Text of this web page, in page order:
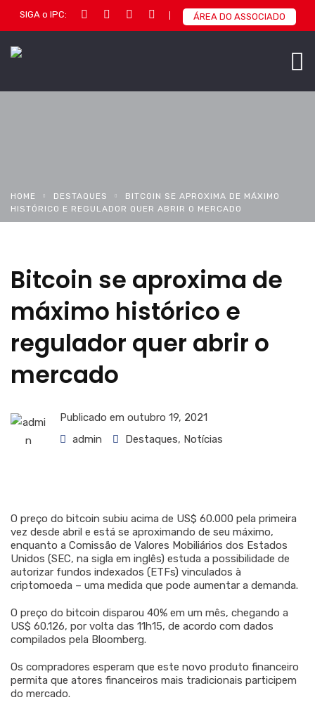
SIGA o IPC: ÁREA DO ASSOCIADO
HOME DESTAQUES
BITCOIN SE APROXIMA DE MÁXIMO
HISTÓRICO E REGULADOR QUER ABRIR O MERCADO
Bitcoin se aproxima de
máximo histórico e
regulador quer abrir o
mercado
Publicado em outubro 19, 2021
admin
Destaques, Notícias
O preço do bitcoin subiu acima de US$ 60.000 pela primeira
vez desde abril e está se aproximando de seu máximo,
enquanto a Comissão de Valores Mobiliários dos Estados
Unidos (SEC, na sigla em inglês) estuda a possibilidade de
autorizar fundos indexados (ETFs) vinculados à
criptomoeda – uma medida que pode aumentar a demanda.
O preço do bitcoin disparou 40% em um mês, chegando a
US$ 60.126, por volta das 11h15, de acordo com dados
compilados pela Bloomberg.
Os compradores esperam que este novo produto financeiro
permita que atores financeiros mais tradicionais participem
do mercado.